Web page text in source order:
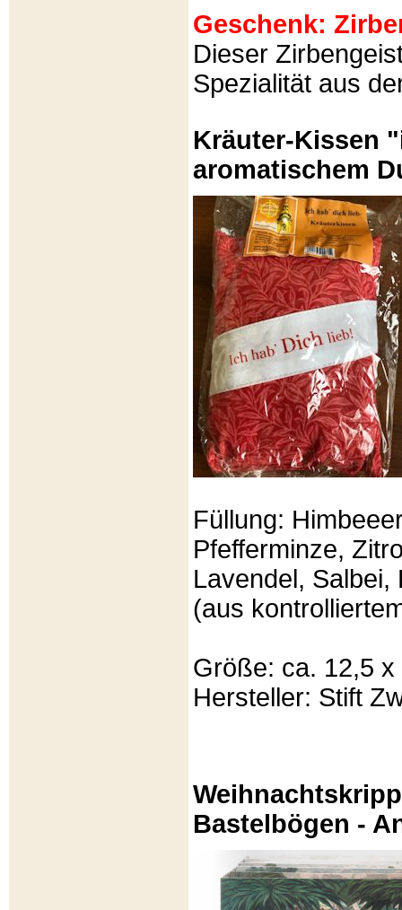
Geschenk:
Dieser
Spezialität aus
Kräuter-Kissen
aromatischem
Füllung:
Pfefferminze,
Lavendel, Salbei,
(aus
Größe: ca. 12,5 x
Hersteller: Stift
Bastelbögen -